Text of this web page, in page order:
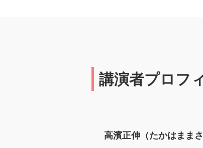
講演者プロフ
高濱正伸（たかはままさ